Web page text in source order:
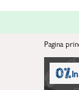
Pagina